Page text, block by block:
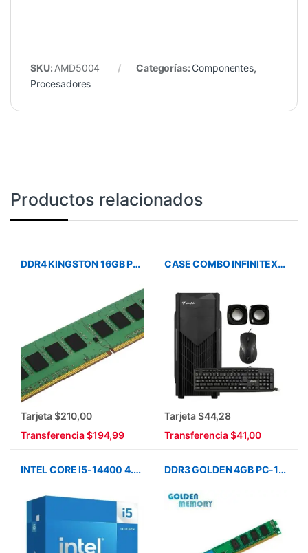
SKU: AMD5004 Categorías: Componentes,
Procesadores
Productos relacionados
DDR4 KINGSTON 16GB PC-3200
Tarjeta $210,00
Transferencia $194,99
CASE COMBO INFINITEX 5200 TEC/MOU/PARLANTES/BLACK
Tarjeta $44,28
Transferencia $41,00
INTEL CORE I5-14400 4.70GHZ 1700LGA 20MB DDR3 GOLDEN 4GB PC-1600 12800 UDIMM